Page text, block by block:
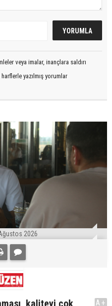
veya imalar, inançlara saldırı
yazılmış yorumlar
2026
kaliteyi çok A+